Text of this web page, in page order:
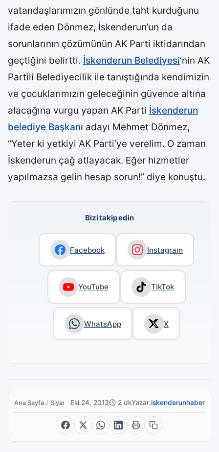
vatandaşlarımızın gönlünde taht kurduğunu
ifade eden Dönmez, İskenderun’un da
sorunlarının çözümünün AK Parti iktidarından
geçtiğini belirtti. İskenderun Belediyesi’nin AK
Partili Belediyecilik ile tanıştığında kendimizin
ve çocuklarımızın geleceğinin güvence altına
alacağına vurgu yapan AK Parti İskenderun
belediye Başkanı adayı Mehmet Dönmez,
“Yeter ki yetkiyi AK Parti’ye verelim. O zaman
İskenderun çağ atlayacak. Eğer hizmetler
yapılmazsa gelin hesap sorun!” diye konuştu.
Bizi takip edin
Facebook Instagram
YouTube TikTok
WhatsApp X
Ana Sayfa / SiyasetEki 24, 2013 2 dkYazar:iskenderunhaber